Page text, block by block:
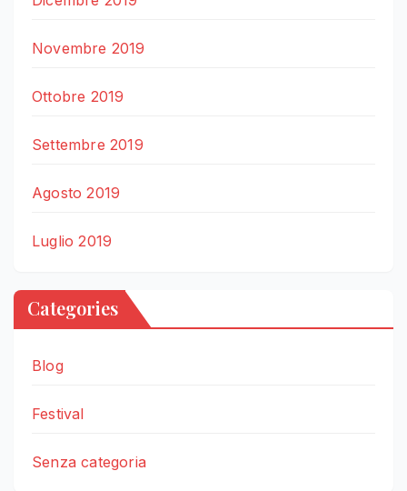
Novembre 2019
Ottobre 2019
Settembre 2019
Agosto 2019
Luglio 2019
Categories
Blog
Festival
Senza categoria